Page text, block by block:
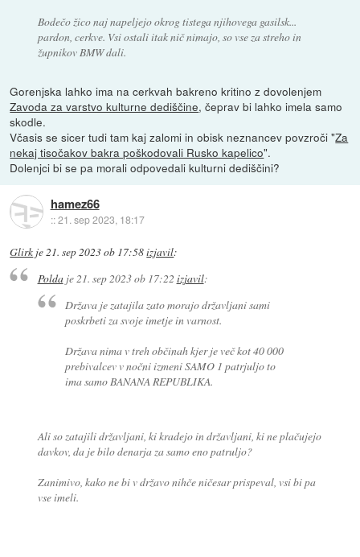
Bodečo žico naj napeljejo okrog tistega njihovega gasilsk...
pardon, cerkve. Vsi ostali itak nič nimajo, so vse za streho in
župnikov BMW dali.
Gorenjska lahko ima na cerkvah bakreno kritino z dovolenjem
Zavoda za varstvo kulturne dediščine, čeprav bi lahko imela samo
skodle.
Včasis se sicer tudi tam kaj zalomi in obisk neznancev povzroči "Za
nekaj tisočakov bakra poškodovali Rusko kapelico".
Dolenjci bi se pa morali odpovedali kulturni dediščini?
hamez66
::21. sep 2023, 18:17
Glirk je 21. sep 2023 ob 17:58izjavil:
Poldaje21. sep 2023 ob 17:22 izjavil:
Država je zatajila zato morajo državljani sami
poskrbeti za svoje imetje in varnost.
Država nima v treh občinah kjer je več kot 40 000
prebivalcev v nočni izmeni SAMO 1 patrjuljo to
ima samo BANANA REPUBLIKA.
Ali so zatajili državljani, ki kradejo in državljani, ki ne plačujejo
davkov, da je bilo denarja za samo eno patruljo?
Zanimivo, kako ne bi v državo nihče ničesar prispeval, vsi bi pa
vse imeli.